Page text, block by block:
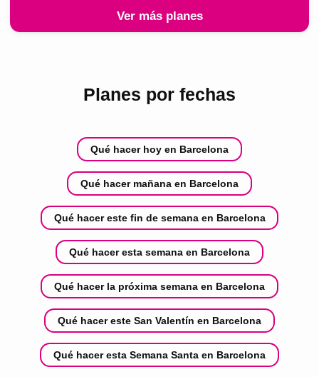
Ver más planes
Planes por fechas
Qué hacer hoy en Barcelona
Qué hacer mañana en Barcelona
Qué hacer este fin de semana en Barcelona
Qué hacer esta semana en Barcelona
Qué hacer la próxima semana en Barcelona
Qué hacer este San Valentín en Barcelona
Qué hacer esta Semana Santa en Barcelona